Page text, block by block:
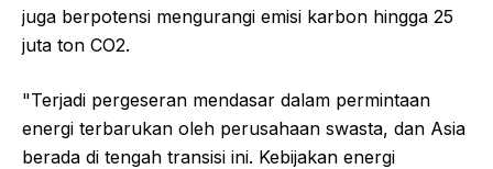
juga berpotensi mengurangi emisi karbon hingga 25
juta ton CO2.
"Terjadi pergeseran mendasar dalam permintaan
energi terbarukan oleh perusahaan swasta, dan Asia
berada di tengah transisi ini. Kebijakan energi